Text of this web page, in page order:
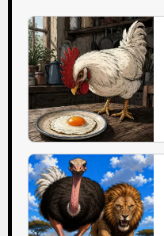
走
る
世
界
最
大
の
鳥
広
大
な